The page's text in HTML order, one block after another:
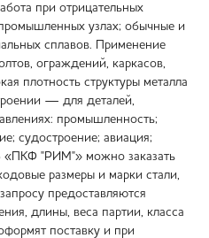
при отрицательных
узлах; обычные и
сплавов. Применение
ограждений, каркасов,
плотность структуры металла
— для деталей,
промышленность;
судостроение; авиация;
«ПКФ "РИМ"» можно заказать
размеры и марки стали,
предоставляются
длины, веса партии, класса
поставку и при